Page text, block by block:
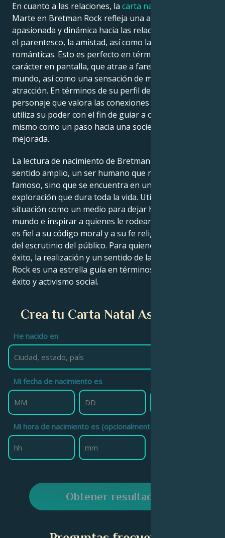
En cuanto a las relaciones, la carta natal
Marte en Bretman Rock refleja una actitud
apasionada y dinámica hacia las relaciones afectivas,
el parentesco, la amistad, así como las relaciones
románticas. Esto es perfecto en términos de su
carácter en pantalla, que atrae a fans de todo el
mundo, así como una sensación de misterio y
atracción. En términos de su perfil del horóscopo, un
personaje que valora las conexiones en profundidad
utiliza su poder con el fin de guiar a otros a hacer lo
mismo como un paso hacia una sociedad más
mejorada.
La lectura de nacimiento de Bretman Rock es, en un
sentido amplio, un ser humano que no sólo es
famoso, sino que se encuentra en un viaje de
exploración que dura toda la vida. Utilizando cada
situación como un medio para dejar huella en el
mundo e inspirar a quienes le rodean, Bretman Rock
es fiel a su código moral y a su fe religiosa a pesar
del escrutinio del público. Para quienes buscan el
éxito, la realización y un sentido de la vida, Bretman
Rock es una estrella guía en términos de trabajo,
éxito y activismo social.
Crea tu Carta Natal Astrológica
He nacido en
Mi fecha de nacimiento es
Mi hora de nacimiento es (opcionalmente)
Obtener resultado